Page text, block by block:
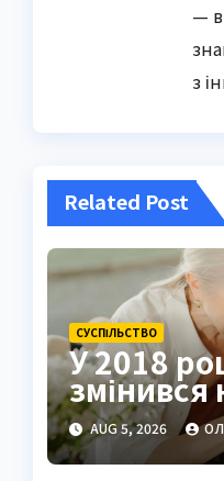
—
з
Related Post
СУCПІЛЬСТВО
У 2018
літніх
дітей
AUG 5, 2026